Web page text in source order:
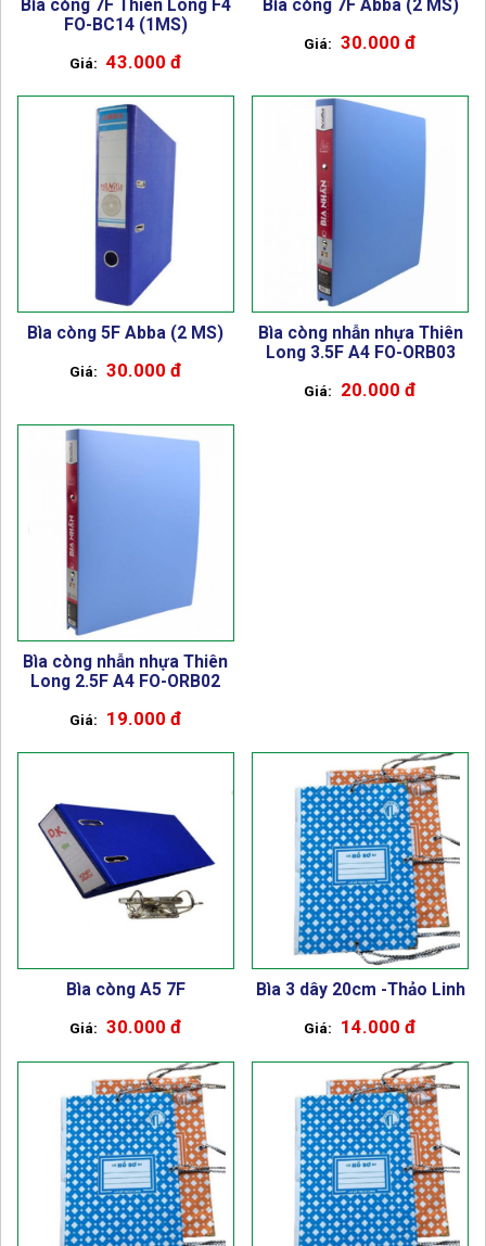
Bìa còng 7F Thiên Long F4
FO-BC14 (1MS)
43.000 đ
Bìa còng 7F Abba (2 MS)
30.000 đ
Bìa còng 5F Abba (2 MS)
30.000 đ
Bìa còng nhẫn nhựa Thiên
Long 3.5F A4 FO-ORB03
20.000 đ
Bìa còng nhẫn nhựa Thiên
Long 2.5F A4 FO-ORB02
19.000 đ
Bìa còng A5 7F
30.000 đ
Bìa 3 dây 20cm -Thảo Linh
14.000 đ